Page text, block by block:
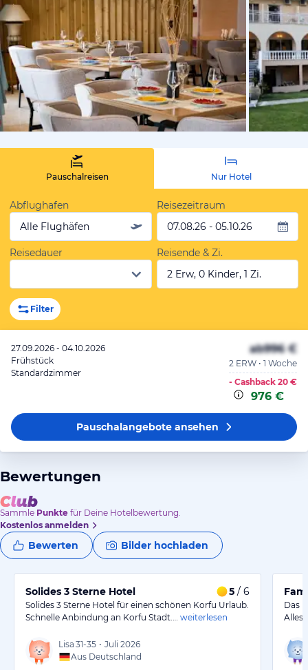
von
Pauschalreisen Nur Hotel
Abflughafen
Alle Flughäfen
Reisezeitraum
07.08.26 - 05.10.26
Reisedauer
Reisende & Zi.
2 Erw, 0 Kinder, 1 Zi.
Filter
27.09.2026 - 04.10.2026
Frühstück
Standardzimmer
ab996 €
2 ERW • 1 Woche
- Cashback 20 €
976 €
Pauschalangeboteansehen
Bewertungen
Sammle Punkte für Deine Hotelbewertung.
Kostenlos anmelden
Bewerten Bilder hochladen
Solides 3 Sterne Hotel 5 / 6
Solides 3 Sterne Hotel für einen schönen Korfu Urlaub.
Schnelle Anbindung an Korfu Stadt.…
weiterlesen
Lisa 31-35 • Juli 2026
Aus Deutschland
Das
Alles